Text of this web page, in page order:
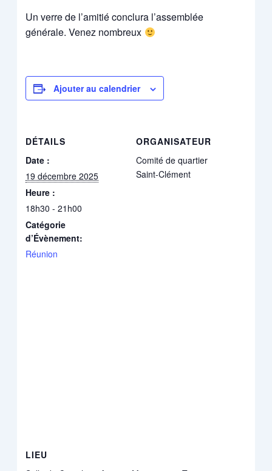
Un verre de l’amitié conclura l’assemblée
générale. Venez nombreux
Ajouter au calendrier
DÉTAILS
Date :
19 décembre 2025
Heure :
18h30 - 21h00
Catégorie
d’Évènement:
Réunion
ORGANISATEUR
Comité de quartier
Saint-Clément
LIEU